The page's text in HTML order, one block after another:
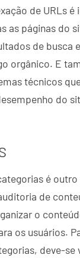
de URLs
as páginas do
de busca
orgânico. E
técnicos
do
é
de
o
os usuários.
deve-se